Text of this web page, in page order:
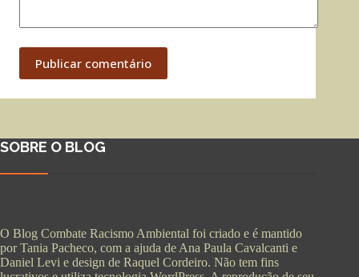
Publicar comentário
SOBRE O BLOG
O Blog Combate Racismo Ambiental foi criado e é mantido
por Tania Pacheco, com a ajuda de Ana Paula Cavalcanti e
Daniel Levi e design de Raquel Cordeiro. Não tem fins